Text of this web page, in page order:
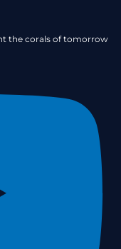
the corals of tomorrow